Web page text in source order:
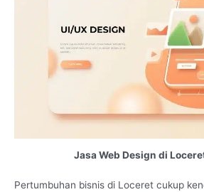
Jasa Web Design di
Pertumbuhan bisnis di Loceret cukup